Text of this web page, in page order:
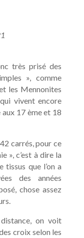
très prisé des
», comme
les Mennonites
vivent encore
17 ème et 18
carrés, pour ce
», c’est à dire la
que l’on a
des années
chose assez
on voit
croix selon les